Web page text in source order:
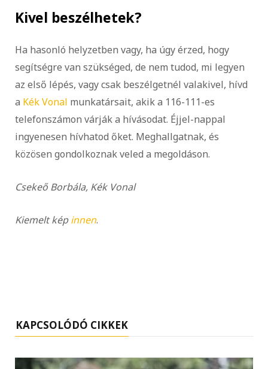
Kivel beszélhetek?
Ha hasonló helyzetben vagy, ha úgy érzed, hogy
segítségre van szükséged, de nem tudod, mi legyen
az első lépés, vagy csak beszélgetnél valakivel, hívd
a Kék Vonal munkatársait, akik a 116-111-es
telefonszámon várják a hívásodat. Éjjel-nappal
ingyenesen hívhatod őket. Meghallgatnak, és
közösen gondolkoznak veled a megoldáson.
Csekeő Borbála, Kék Vonal
Kiemelt képinnen.
KAPCSOLÓDÓ CIKKEK